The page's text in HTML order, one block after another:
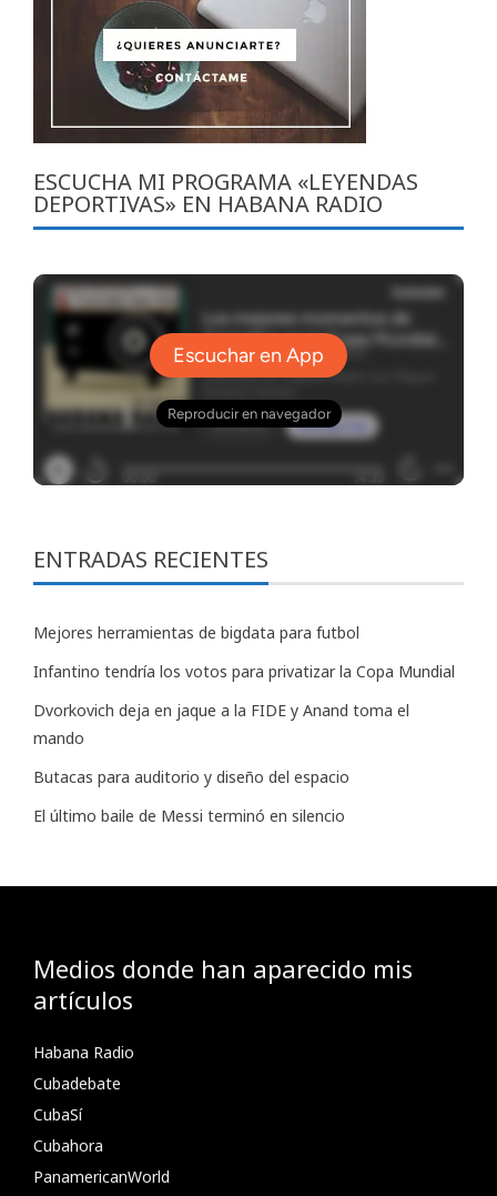
ESCUCHA MI PROGRAMA «LEYENDAS
DEPORTIVAS» EN HABANA RADIO
ENTRADAS RECIENTES
Mejores herramientas de bigdata para futbol
Infantino tendría los votos para privatizar la Copa Mundial
Dvorkovich deja en jaque a la FIDE y Anand toma el
mando
Butacas para auditorio y diseño del espacio
El último baile de Messi terminó en silencio
Medios donde han aparecido mis
artículos
Habana Radio
Cubadebate
CubaSí
Cubahora
PanamericanWorld